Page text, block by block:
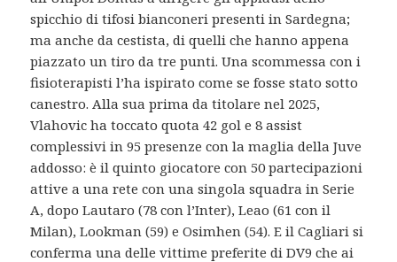
spicchio di tifosi bianconeri presenti in Sardegna;
ma anche da cestista, di quelli che hanno appena
piazzato un tiro da tre punti. Una scommessa con i
fisioterapisti l’ha ispirato come se fosse stato sotto
canestro. Alla sua prima da titolare nel 2025,
Vlahovic ha toccato quota 42 gol e 8 assist
complessivi in 95 presenze con la maglia della Juve
addosso: è il quinto giocatore con 50 partecipazioni
attive a una rete con una singola squadra in Serie
A, dopo Lautaro (78 con l’Inter), Leao (61 con il
Milan), Lookman (59) e Osimhen (54). E il Cagliari si
conferma una delle vittime preferite di DV9 che ai